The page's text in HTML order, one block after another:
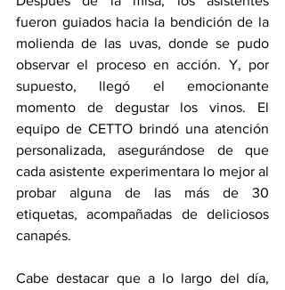
fueron guiados hacia la bendición de la
molienda de las uvas, donde se pudo
observar el proceso en acción. Y, por
supuesto, llegó el emocionante
momento de degustar los vinos. El
equipo de CETTO brindó una atención
personalizada, asegurándose de que
cada asistente experimentara lo mejor al
probar alguna de las más de 30
etiquetas, acompañadas de deliciosos
canapés.
Cabe destacar que a lo largo del día,